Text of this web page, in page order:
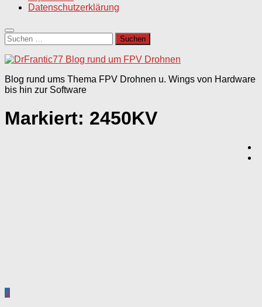
Datenschutzerklärung
Suchen
nach:
Blog rund ums Thema FPV Drohnen u. Wings von Hardware
bis hin zur Software
Markiert: 2450KV
0